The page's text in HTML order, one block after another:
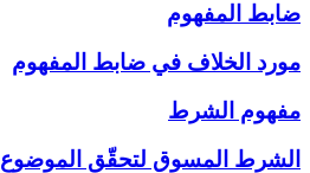
ضابط المفهوم
مورد الخلاف في ضابط المفهوم
مفهوم الشرط
الشرط المسوق لتحقّق الموضوع